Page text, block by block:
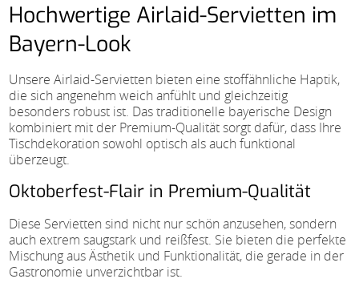
Hochwertige Airlaid-Servietten im
Bayern-Look
Unsere Airlaid-Servietten bieten eine stoffähnliche Haptik,
die sich angenehm weich anfühlt und gleichzeitig
besonders robust ist. Das traditionelle bayerische Design
kombiniert mit der Premium-Qualität sorgt dafür, dass Ihre
Tischdekoration sowohl optisch als auch funktional
überzeugt.
Oktoberfest-Flair in Premium-Qualität
Diese Servietten sind nicht nur schön anzusehen, sondern
auch extrem saugstark und reißfest. Sie bieten die perfekte
Mischung aus Ästhetik und Funktionalität, die gerade in der
Gastronomie unverzichtbar ist.